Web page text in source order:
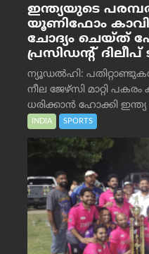
ഇന്ത്യയുടെ
യൂണിഫോം
ചോദ്യം ചെയ്ത്
പ്രസിഡന്റ് ദിലീപ്
ന്യൂഡൽഹി:
നീല ജേഴ്‌സി മാറ്റി
ധരിക്കാൻ ഹോക്കി ഇന്ത്യ
INDIA SPORTS